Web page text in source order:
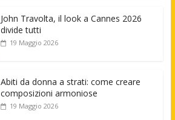
John Travolta, il look a Cannes 2026
divide tutti
19 Maggio 2026
Abiti da donna a strati: come creare
composizioni armoniose
19 Maggio 2026